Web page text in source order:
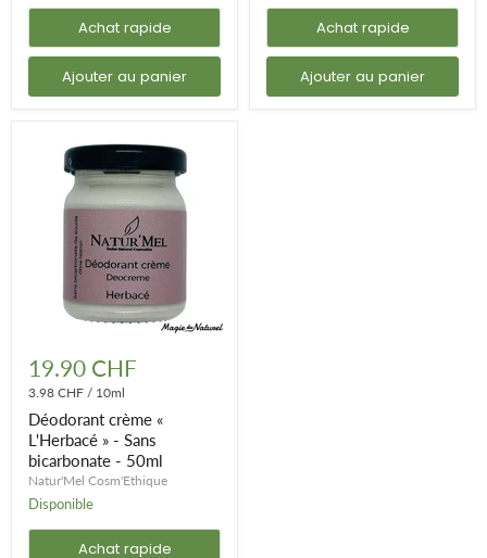
Achat rapide
Ajouter au panier
Achat rapide
Ajouter au panier
crème
L'Herbacé
Sans
bicarbonate
50ml
19.90 CHF
3.98 CHF / 10ml
Déodorant crème «
L'Herbacé » - Sans
bicarbonate - 50ml
Natur'Mel Cosm'Ethique
Disponible
Achat rapide